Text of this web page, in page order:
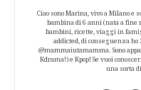
Ciao sono Marina, vivo a Milano
bambina di 6 anni (nata a fine
bambini, ricette, viaggi in
addicted, di conseguenza
@mammaiutamamma. Sono
Kdrama!) e Kpop! Se vuoi
una sorta